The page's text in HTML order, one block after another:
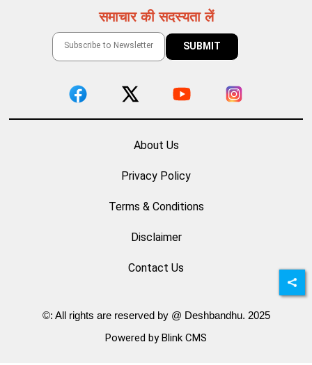
समाचार की सदस्यता लें
About Us
Privacy Policy
Terms & Conditions
Disclaimer
Contact Us
©: All rights are reserved by @ Deshbandhu. 2025
Powered by Blink CMS